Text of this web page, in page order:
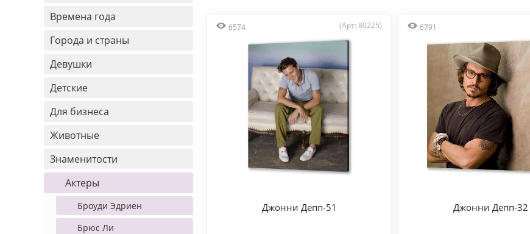
Времена года
Города и страны
Девушки
Детские
Для бизнеса
Животные
Знаменитости
Актеры
Броуди Эдриен
Брюс Ли
6574 (Арт: 80225)
Джонни Депп-51
6791
Джонни Депп-32